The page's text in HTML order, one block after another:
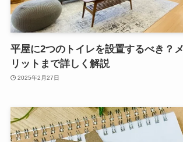
平屋に2つのトイレを設置するべき？
リットまで詳しく解説
2025年2月27日